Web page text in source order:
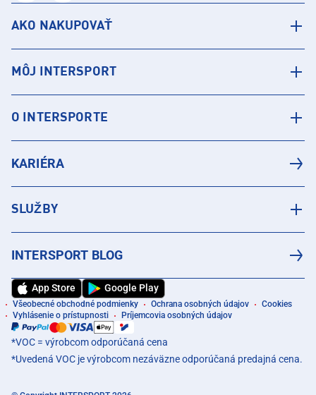
AKO NAKUPOVAŤ
MÔJ INTERSPORT
O INTERSPORTE
KARIÉRA
SLUŽBY
INTERSPORT BLOG
App Store Google Play
Všeobecné obchodné podmienky Ochrana osobných údajov
Cookies
Vyhlásenie o prístupnosti
Príjemcovia osobných údajov
*VOC = výrobcom odporúčaná cena
*Uvedená VOC je výrobcom nezáväzne odporúčaná predajná cena.